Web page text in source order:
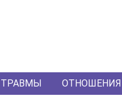
ТРАВМЫ ОТНОШЕНИЯ